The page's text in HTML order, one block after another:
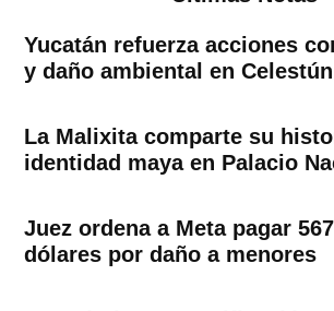
Yucatán refuerza acciones
y daño ambiental en Celestún
La Malixita comparte su
identidad maya en Palacio
Juez ordena a Meta pagar
dólares por daño a menores